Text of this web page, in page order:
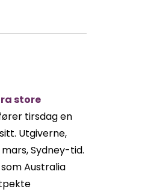
store
tirsdag en
Utgiverne,
Sydney-tid.
Australia